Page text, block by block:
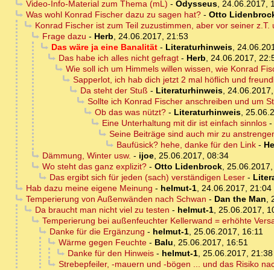
Video-Info-Material zum Thema (mL) - Odysseus, 24.06.2017,
Was wohl Konrad Fischer dazu zu sagen hat?- Otto
Konrad Fischer ist zum Teil zuzustimmen, aber vor seiner
Frage dazu - Herb, 24.06.2017, 21:53
Das wäre ja eine Banalität- Literaturhinweis,
Das habe ich alles nicht gefragt- Herb, 24.06.2017,
Wie soll ich um Himmels willen wissen, wie Konrad
Sapperlot, ich hab dich jetzt 2 mal höflich und
Da steht der Stuß - Literaturhinweis,
Sollte ich Konrad Fischer anschreiben und um
Ob das was nützt?- Literaturhinweis,
Eine Unterhaltung mit dir ist einfach sinnlos-
Seine Beiträge sind auch mir zu
Baufüsick? hehe, danke für den Link-
Dämmung, Winter usw. - ijoe, 25.06.2017, 08:34
Wo steht das ganz explizit?- Otto Lidenbrock,
Das ergibt sich für jeden (sach) verständigen Leser-
Hab dazu meine eigene Meinung - helmut-1, 24.06.2017, 21:04
Temperierung von Außenwänden nach Schwan - Dan the Man,
Da braucht man nicht viel zu testen - helmut-1, 25.06.2017,
Temperierung bei außenfeuchter Kellerwand = erhöhte
Danke für die Ergänzung - helmut-1, 25.06.2017, 16:11
Wärme gegen Feuchte- Balu, 25.06.2017, 16:51
Danke für den Hinweis- helmut-1, 25.06.2017, 21:38
Strebepfeiler, -mauern und -bögen ... und das Risiko